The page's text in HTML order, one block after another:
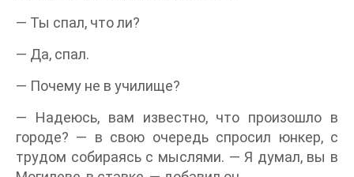
— Ты спал, что ли?
— Да, спал.
— Почему не в училище?
— Надеюсь, вам известно, что произошло в
городе? — в свою очередь спросил юнкер, с
трудом собираясь с мыслями. — Я думал, вы в